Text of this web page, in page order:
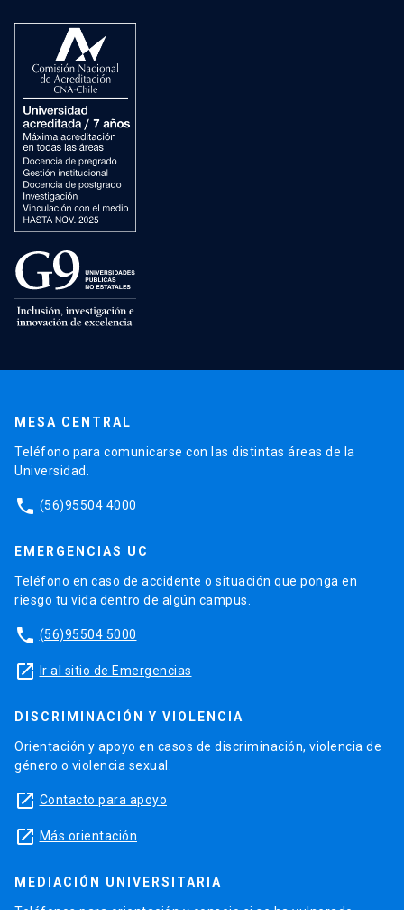
MESA CENTRAL
Teléfono para comunicarse con las distintas áreas de la
Universidad.
phone (56)95504 4000
EMERGENCIAS UC
Teléfono en caso de accidente o situación que ponga en
riesgo tu vida dentro de algún campus.
phone (56)95504 5000
launch Ir al sitio de Emergencias
DISCRIMINACIÓN Y VIOLENCIA
Orientación y apoyo en casos de discriminación, violencia de
género o violencia sexual.
launch Contacto para apoyo
launch Más orientación
MEDIACIÓN UNIVERSITARIA